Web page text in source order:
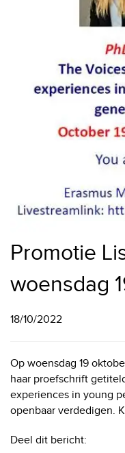
Promotie
woensdag
18/10/2022
Op woensdag 19
haar proefschrift
experiences in young
openbaar verdedigen.
Deel dit bericht: